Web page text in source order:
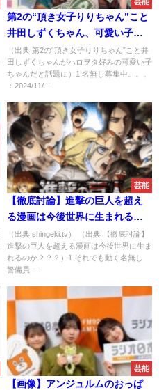
芸能
第2の“頂き女子りりちゃん”こと
井田しずくちゃん、可愛い子ち
ゃんだと話題に
（出典 第2の“頂き女子りりちゃん”こと井
田しずくちゃんがハロヲタ好みの可愛い子
ちゃんだと話題に）1 名無し募集中。。。
：2024/11/...
芸能
【徹底討論】進撃の巨人を超え
る漫画は今後世界に生まれるの
か？？？
（出典 shingeki.tv） （出典 【徹底討論】
進撃の巨人を超える漫画は今後世界に生ま
れるのか？？？）1 それでも動く名無し
警備員 ...
芸能
【画像】アンジュルムのおっぱ